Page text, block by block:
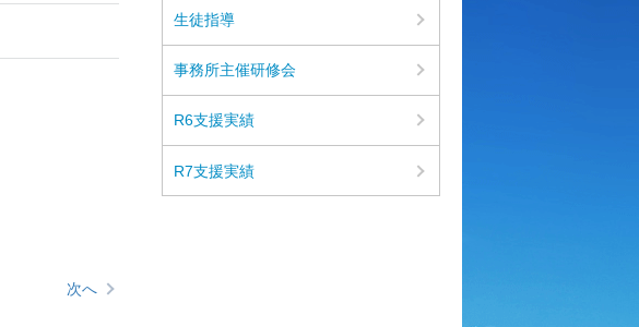
次へ
生徒指導
事務所主催研修会
R6支援実績
R7支援実績